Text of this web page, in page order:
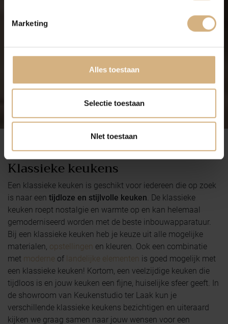
Marketing
Alles toestaan
Selectie toestaan
NIet toestaan
Keukeninspiratie
Klassieke keukens
Een klassieke keuken is geschikt voor iedereen die op zoek
is naar een tijdloze en stijlvolle keuken. De klassieke
keuken roept nostalgie en warmte op en kan helemaal
gemoderniseerd worden met de beste inbouwapparatuur.
Bij een klassieke keuken heb je keuze uit alle mogelijke
materialen, opstellingen en kleuren. Ook een combinatie
met moderne of landelijke elementen is goed mogelijk met
een klassieke keuken! Kortom, een veelzijdige keuken die
tijdloos is en jouw keuken een fijne, huiselijke sfeer geeft. In
de showroom van Keukenstudio ter Laak kun je
verschillende klassieke keukens bezichtigen en uiteraard
kijken we graag samen naar jouw wensen voor een